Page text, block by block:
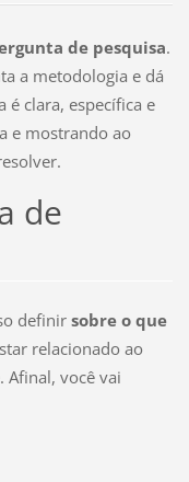
de pesquisa.
a metodologia e dá
é clara, específica e
e mostrando ao
de
definir sobre o que
relacionado ao
Afinal, você vai